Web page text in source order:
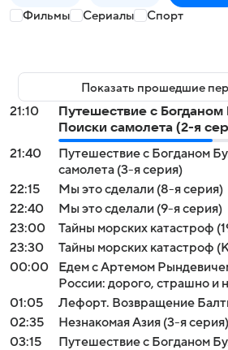
Фильмы Сериалы Спорт
Показать прошедшие
21:10
Путешествие с
Поиски самолета (2-я
21:40
Путешествие с Богданом
самолета (3-я серия)
22:15
Мы это сделали (8-я серия)
22:40
Мы это сделали (9-я серия)
23:00
Тайны морских катастроф
23:30
Тайны морских катастроф
00:00
Едем с Артемом
России: дорого, страшно и
01:05
Лефорт. Возвращение
02:35
Незнакомая Азия (3-я серия)
03:15
Путешествие с Богданом